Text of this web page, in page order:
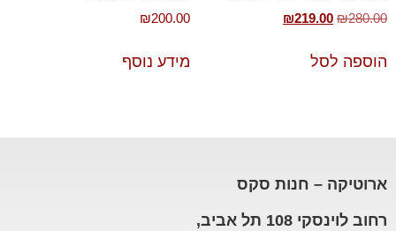
₪280.00
₪219.00
הוספה לסל
₪200.00
מידע נוסף
ארוטיקה – חנות סקס
רחוב לוינסקי 108 תל אביב,